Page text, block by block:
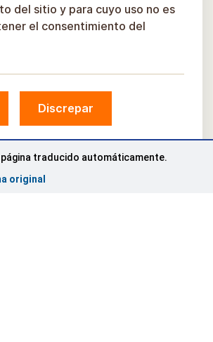
del sitio y para cuyo uso no es
el consentimiento del
Discrepar
traducido automáticamente.
original